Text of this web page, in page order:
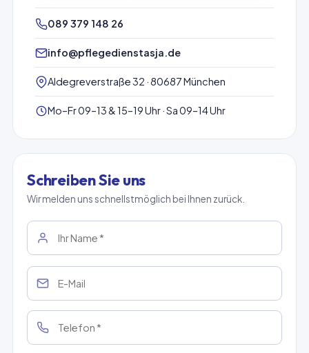
089 379 148 26
info@pflegedienstasja.de
Aldegreverstraße 32 · 80687 München
Mo–Fr 09–13 & 15–19 Uhr · Sa 09–14 Uhr
Schreiben Sie uns
Wir melden uns schnellstmöglich bei Ihnen zurück.